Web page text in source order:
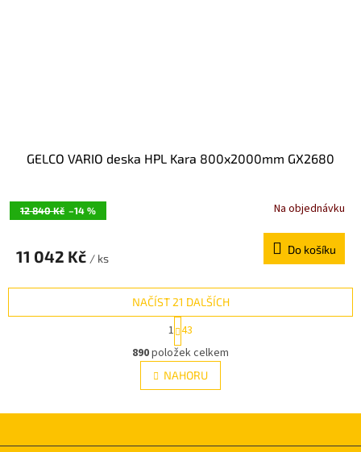
12 840 Kč –14 %
GELCO VARIO deska HPL Kara 800x2000mm GX2680
Na objednávku
11 042 Kč / ks
Do košíku
O
v
l
á
NAČÍST 21 DALŠÍCH
S
t
r
á
n
k
v
n
1 43
890položek celkem
NAHORU